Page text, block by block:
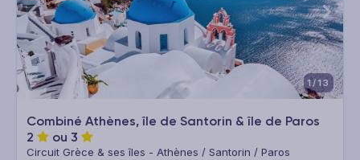
1/13
Combiné Athènes, île de Santorin & île de Paros
2
ou 3
Circuit Grèce & ses îles - Athènes / Santorin / Paros